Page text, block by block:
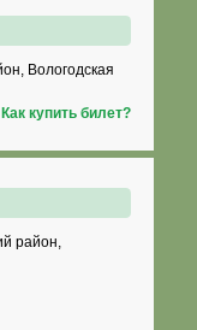
Вологодская
Как купить билет?
район,